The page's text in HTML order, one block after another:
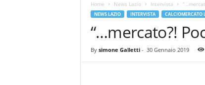
Home News Lazio Intervista
NEWS LAZIO INTERVISTA CALCIOMERCATO
“…mercato?!
By simone Galletti- 30 Gennaio 2019